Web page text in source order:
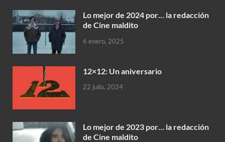
Lo mejor de 2024 por… la redacción
de Cine maldito
6 enero, 2025
12×12: Un aniversario
22 julio, 2024
Lo mejor de 2023 por… la redacción
de Cine maldito